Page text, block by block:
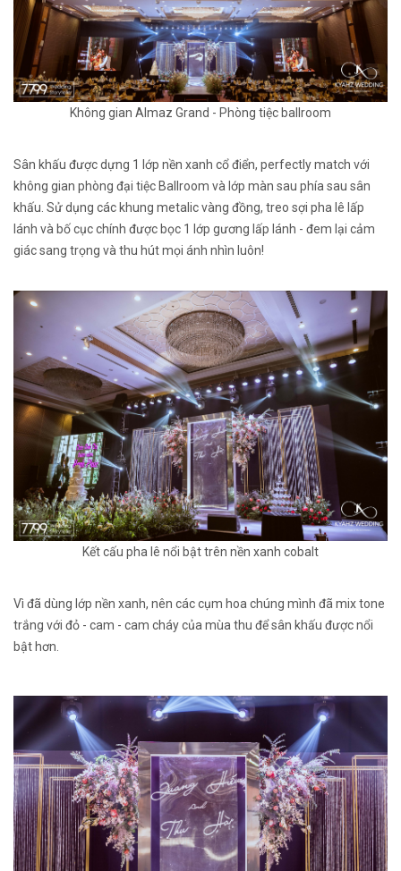
Không gian Almaz Grand - Phòng tiệc ballroom
Sân khấu được dựng 1 lớp nền xanh cổ điển, perfectly match với
không gian phòng đại tiệc Ballroom và lớp màn sau phía sau sân
khấu. Sử dụng các khung metalic vàng đồng, treo sợi pha lê lấp
lánh và bố cục chính được bọc 1 lớp gương lấp lánh - đem lại cảm
giác sang trọng và thu hút mọi ánh nhìn luôn!
Kết cấu pha lê nổi bật trên nền xanh cobalt
Vì đã dùng lớp nền xanh, nên các cụm hoa chúng mình đã mix tone
trắng với đỏ - cam - cam cháy của mùa thu để sân khấu được nổi
bật hơn.